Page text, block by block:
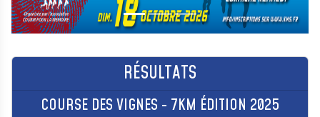
RÉSULTATS
COURSE DES VIGNES - 7KM ÉDITION 2025